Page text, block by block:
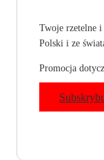
Twoje rzetelne
Polski i ze
Promocja